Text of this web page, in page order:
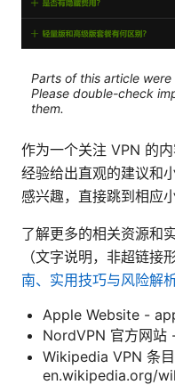
Parts of this article
Please double-check
them.
作为一个关注 VPN 的
经验给出直观的建议和
感兴趣，直接跳到相应
了解更多的相关资源和
（文字说明，非超链接
南、实用技巧与风险解
Apple Website -
NordVPN 官方网
Wikipedia VPN 条
en.wikipedia.org/